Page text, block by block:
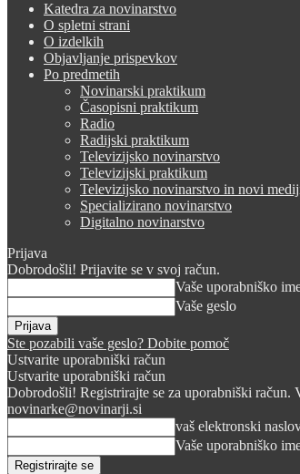
Katedra za novinarstvo
O spletni strani
O izdelkih
Objavljanje prispevkov
Po predmetih
Novinarski praktikum
Časopisni praktikum
Radio
Radijski praktikum
Televizijsko novinarstvo
Televizijski praktikum
Televizijsko novinarstvo in novi
Specializirano novinarstvo
Digitalno novinarstvo
Prijava
Dobrodošli! Prijavite se v svoj račun.
Vaše uporabniško
Vaše geslo
Ste pozabili vaše geslo? Dobite pomoč
Ustvarite uporabniški račun
Ustvarite uporabniški račun
Dobrodošli! Registrirajte se za uporabniški račun.
novinarke@novinarji.si
vaš elektronski
Vaše uporabniško